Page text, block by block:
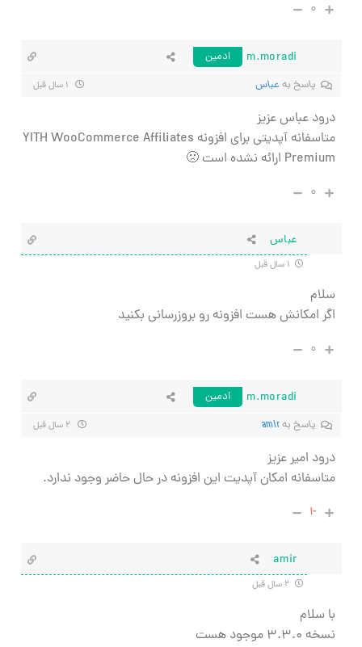
۰
m.moradi
ادمین
پاسخ بهعباس
درود عباس عزیز
متاسفانه آپدیتی برای افزونه YITH WooCommerce Affiliates
Premium ارائه نشده است 🙁
۰
عباس
سلام
اگر امکانش هست افزونه رو بروزرسانی بکنید
۰
m.moradi
ادمین
پاسخ بهamir
درود امیر عزیز
متاسفانه امکان آپدیت این افزونه در حال حاضر وجود ندارد.
-۱
amir
با سلام
نسخه ۳.۳.۰ موجود هست